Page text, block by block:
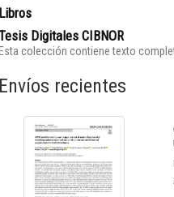
Libros
Digitales CIBNOR
Esta colección contiene texto
Envíos recientes